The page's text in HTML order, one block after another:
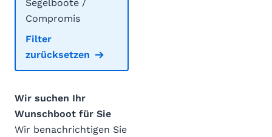
Segelboote /
Compromis
Filter
zurücksetzen
Wir suchen Ihr
Wunschboot für Sie
Wir benachrichtigen Sie